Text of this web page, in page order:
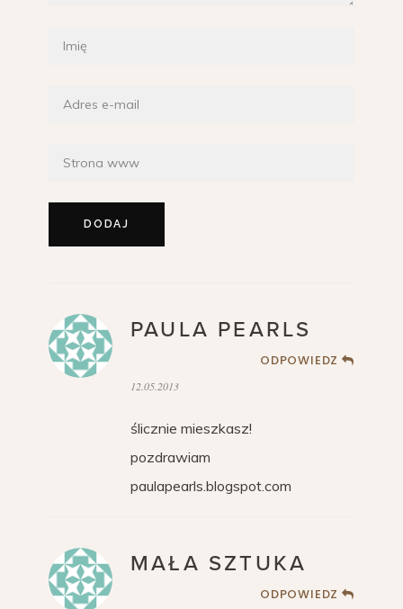
PAULA PEARLS
ODPOWIEDZ
12.05.2013
ślicznie mieszkasz!
pozdrawiam
paulapearls.blogspot.com
MAŁA SZTUKA
ODPOWIEDZ